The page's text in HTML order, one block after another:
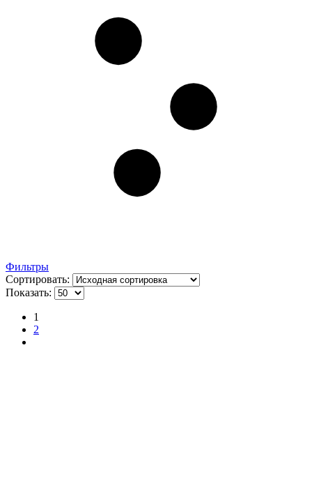
Фильтры
Сортировать:
Показать:
1
2